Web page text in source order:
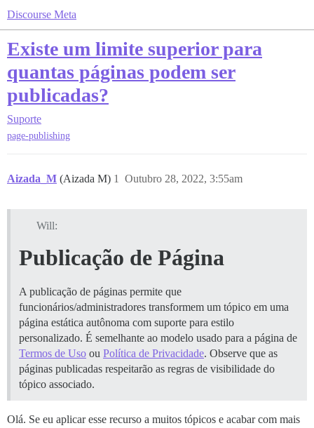
Discourse Meta
Existe um limite superior para
quantas páginas podem ser
publicadas?
Suporte
page-publishing
Aizada_M (Aizada M) Outubro 28, 2022, 3:55am
1
Will:
Publicação de Página
A publicação de páginas permite que
funcionários/administradores transformem um tópico em uma
página estática autônoma com suporte para estilo
personalizado. É semelhante ao modelo usado para a página de
Termos de Uso ou Política de Privacidade. Observe que as
páginas publicadas respeitarão as regras de visibilidade do
tópico associado.
Olá. Se eu aplicar esse recurso a muitos tópicos e acabar com mais